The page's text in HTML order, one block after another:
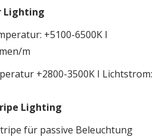
Lighting
+5100-6500K I
m
+2800-3500K I Lichtstrom:
Lighting
für passive Beleuchtung